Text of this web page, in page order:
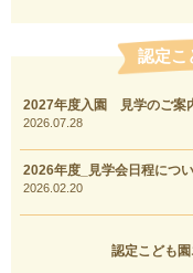
認定こ
2027年度入園 見学のご案
2026.07.28
2026年度_見学会日程につ
2026.02.20
認定こども